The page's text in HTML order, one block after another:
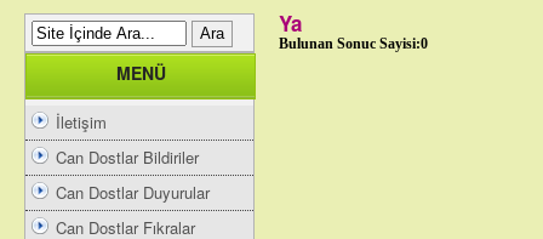
MENÜ
İletişim
Can Dostlar Bildiriler
Can Dostlar Duyurular
Can Dostlar Fıkralar
Ya
Bulunan Sonuc Sayisi:0